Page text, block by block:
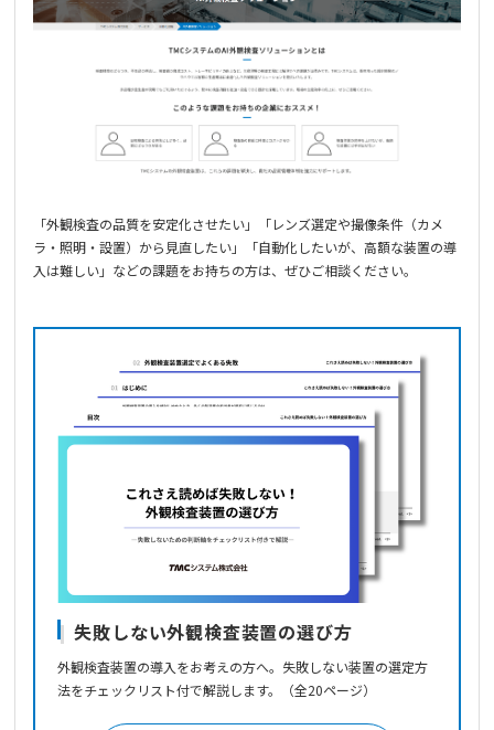
「外観検査の品質を安定化させたい」「レンズ選定や撮像条件（カメ
ラ・照明・設置）から見直したい」「自動化したいが、高額な装置の導
入は難しい」などの課題をお持ちの方は、ぜひご相談ください。
失敗しない外観検査装置の選び方
外観検査装置の導入をお考えの方へ。失敗しない装置の選定方
法をチェックリスト付で解説します。（全20ページ）